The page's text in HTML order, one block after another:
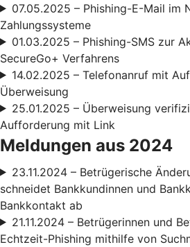
07.05.2025 – Phishing-E-Mail im
Zahlungssysteme
01.03.2025 – Phishing-SMS zur
SecureGo+ Verfahrens
14.02.2025 – Telefonanruf mit
Überweisung
25.01.2025 – Überweisung
Aufforderung mit Link
Meldungen aus 2024
23.11.2024 – Betrügerische
schneidet Bankkundinnen und
Bankkontakt ab
21.11.2024 – Betrügerinnen und
Echtzeit-Phishing mithilfe von